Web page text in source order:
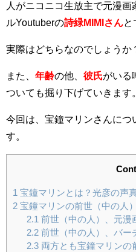
人がニコニコ生放主で元漫画
ルYoutuberの詩緑MIMIさん と
実際はどちらなのでしょうか
また、 年齢の他、 彼氏がいる
ついても掘り下げていきます。
今回は、宝鐘マリンさんにつ
す。
1 宝鐘マリンとは？光彦の声
2 宝鐘マリンの前世（中の人
2.1 前世（中の人）、元漫
2.2前世（中の人）、バー
2.3両方とも宝鐘マリンの